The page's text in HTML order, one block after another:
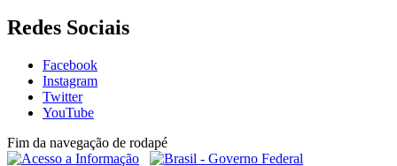
Redes Sociais
Facebook
Instagram
Twitter
YouTube
Fim da navegação de rodapé